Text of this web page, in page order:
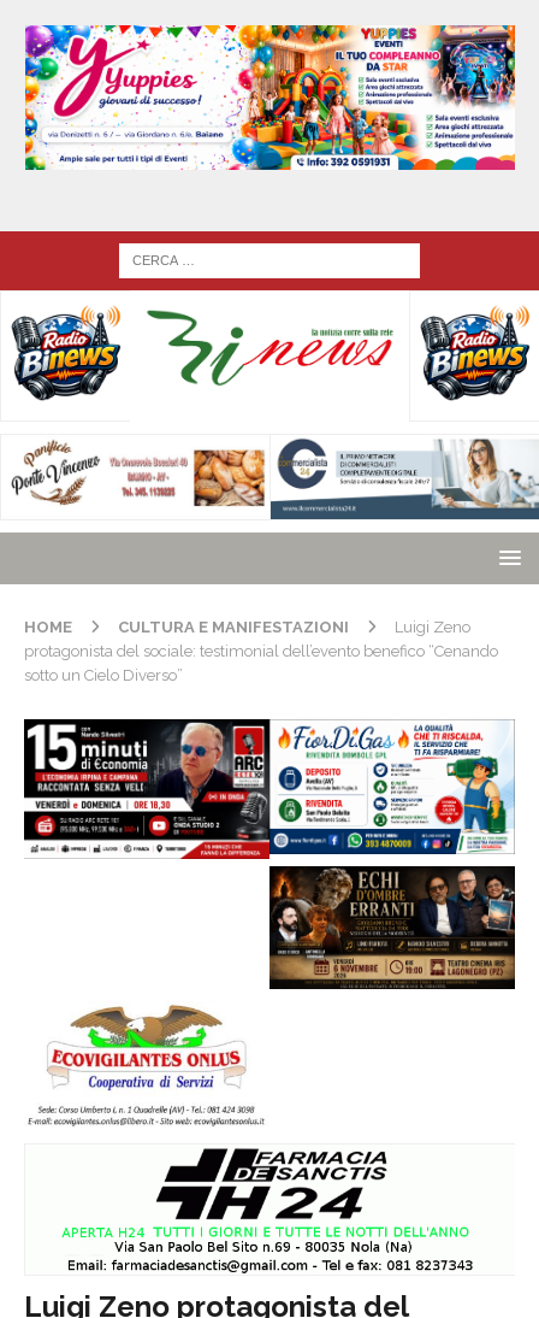
HOME CULTURA E MANIFESTAZIONI
Luigi Zeno
protagonista del sociale: testimonial dell’evento benefico “Cenando
sotto un Cielo Diverso”
Luigi Zeno protagonista del